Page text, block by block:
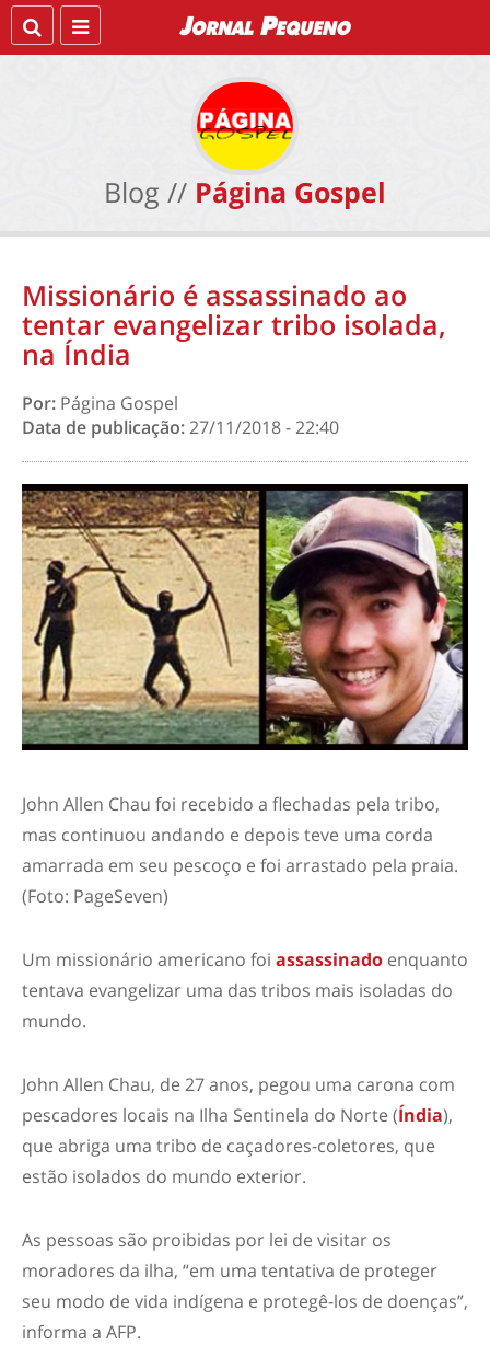
Blog // Página Gospel
Missionário é assassinado ao
tentar evangelizar tribo isolada,
na Índia
Por: Página Gospel
Data de publicação:27/11/2018 - 22:40
John Allen Chau foi recebido a flechadas pela tribo,
mas continuou andando e depois teve uma corda
amarrada em seu pescoço e foi arrastado pela praia.
(Foto: PageSeven)
Um missionário americano foi assassinado enquanto
tentava evangelizar uma das tribos mais isoladas do
mundo.
John Allen Chau, de 27 anos, pegou uma carona com
pescadores locais na Ilha Sentinela do Norte (Índia),
que abriga uma tribo de caçadores-coletores, que
estão isolados do mundo exterior.
As pessoas são proibidas por lei de visitar os
moradores da ilha, “em uma tentativa de proteger
seu modo de vida indígena e protegê-los de doenças”,
informa a AFP.